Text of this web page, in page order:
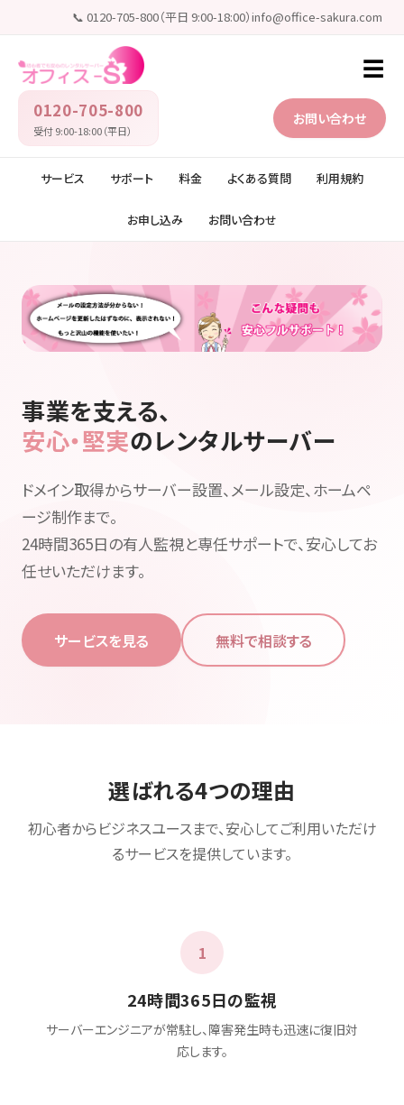
📞 0120-705-800（平日 9:00-18:00）info@office-sakura.com
0120-705-800
受付 9:00-18:00（平日）
お問い合わせ
☰
サービス サポート 料金 よくある質問 利用規約
お申し込み お問い合わせ
事業を支える、
安心・堅実のレンタルサーバー
ドメイン取得からサーバー設置、メール設定、ホームペ
ージ制作まで。
24時間365日の有人監視と専任サポートで、安心してお
任せいただけます。
サービスを見る 無料で相談する
選ばれる4つの理由
初心者からビジネスユースまで、安心してご利用いただけ
るサービスを提供しています。
1
24時間365日の監視
サーバーエンジニアが常駐し、障害発生時も迅速に復旧対
応します。